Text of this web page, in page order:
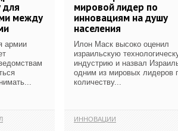
для
между
армии
мировой лидер по
инновациям на душу
населения
Илон Маск высоко оценил
израильскую
индустрию и назвал
одним из мировых лидеров
количеству...
ИННОВАЦИИ